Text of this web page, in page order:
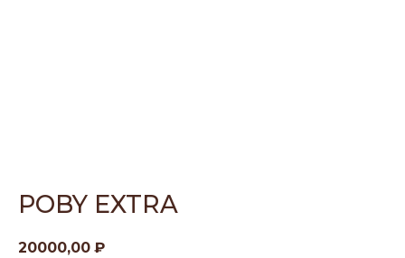
POBY EXTRA
20000,00 ₽